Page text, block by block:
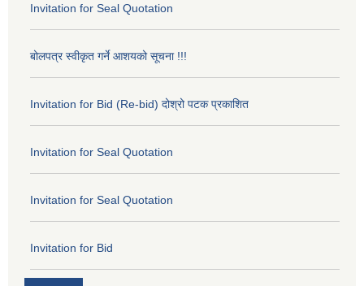
Invitation for Seal Quotation
बोलपत्र स्वीकृत गर्ने आशयको सूचना !!!
Invitation for Bid (Re-bid) दोश्रो पटक प्रकाशित
Invitation for Seal Quotation
Invitation for Seal Quotation
Invitation for Bid